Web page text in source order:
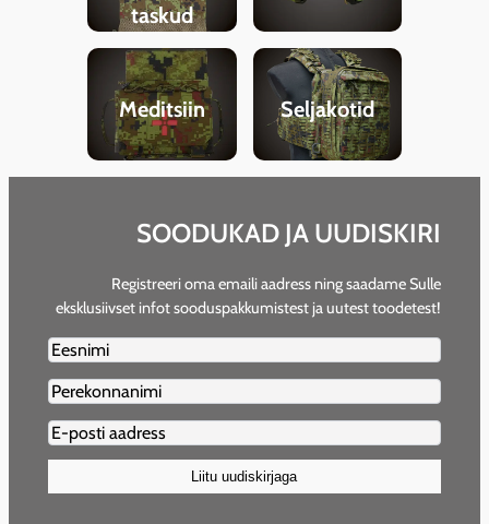
taskud
Meditsiin Seljakotid
SOODUKAD JA UUDISKIRI
Registreeri oma emaili aadress ning saadame Sulle
eksklusiivset infot sooduspakkumistest ja uutest toodetest!
Firstname2
Lastname2
Email2(Required)
Liitu uudiskirjaga